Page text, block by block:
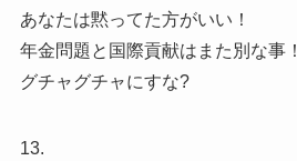
あなたは黙ってた方がいい！
年金問題と国際貢献はまた別な事！
グチャグチャにすな?
13.